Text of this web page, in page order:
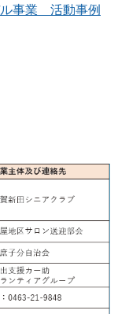
ル事業 活動事例